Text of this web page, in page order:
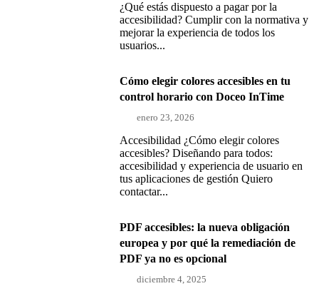
¿Qué estás dispuesto a pagar por la
accesibilidad? Cumplir con la normativa y
mejorar la experiencia de todos los
usuarios...
Cómo elegir colores accesibles en tu
control horario con Doceo InTime
enero 23, 2026
Accesibilidad ¿Cómo elegir colores
accesibles? Diseñando para todos:
accesibilidad y experiencia de usuario en
tus aplicaciones de gestión Quiero
contactar...
PDF accesibles: la nueva obligación
europea y por qué la remediación de
PDF ya no es opcional
diciembre 4, 2025